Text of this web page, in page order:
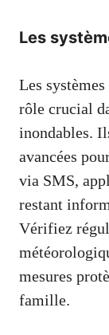
Les
Les
rôle crucial
inondables.
avancées
via SMS,
restant
Vérifiez
mesures
famille.